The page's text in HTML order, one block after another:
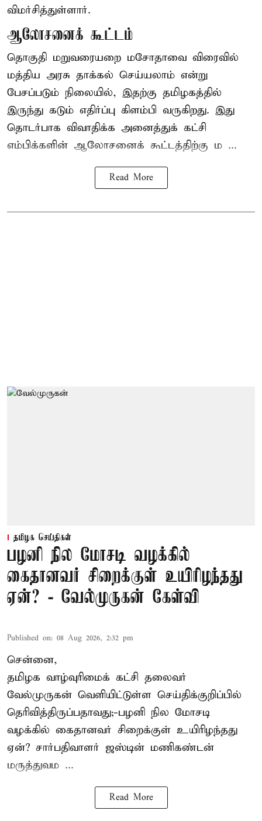
விமர்சித்துள்ளார்.
ஆலோசனைக் கூட்டம்
தொகுதி மறுவரையறை மசோதாவை விரைவில்
மத்திய அரசு தாக்கல் செய்யலாம் என்று
பேசப்படும் நிலையில், இதற்கு தமிழகத்தில்
இருந்து கடும் எதிர்ப்பு கிளம்பி வருகிறது. இது
தொடர்பாக விவாதிக்க அனைத்துக் கட்சி
எம்பிக்களின் ஆலோசனைக் கூட்டத்திற்கு ம ...
Read More
தமிழக செய்திகள்
பழனி நில மோசடி வழக்கில்
கைதானவர் சிறைக்குள் உயிரிழந்தது
ஏன்? - வேல்முருகன் கேள்வி
Published on: 08 Aug 2026, 2:32 pm
சென்னை,
தமிழக வாழ்வுரிமைக் கட்சி தலைவர்
வேல்முருகன் வெளியிட்டுள்ள செய்திக்குறிப்பில்
தெரிவித்திருப்பதாவது;-பழனி நில மோசடி
வழக்கில் கைதானவர் சிறைக்குள் உயிரிழந்தது
ஏன்? சார்பதிவாளர் ஜஸ்டின் மணிகண்டன்
மருத்துவம ...
Read More